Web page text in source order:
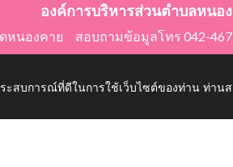
องค์การบริหารส่วนตำบลหนอ
ดหนองคาย สอบถามข้อมูลโทร 042-
สบการณ์ที่ดีในการใช้เว็บไซต์ของท่าน ท่าน